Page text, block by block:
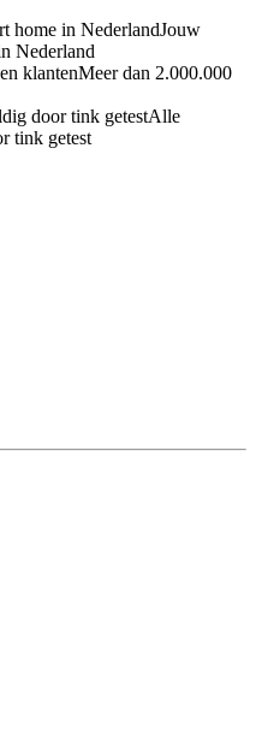
Jouw
Nederland
Meer dan 2.000.000
Alle
tink getest